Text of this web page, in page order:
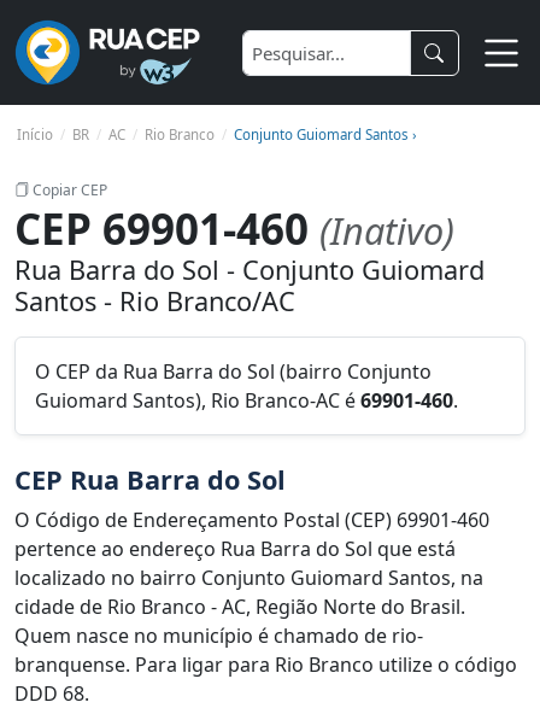
Início BR AC Rio Branco Conjunto Guiomard Santos ›
Copiar CEP
CEP 69901-460 (Inativo)
Rua Barra do Sol - Conjunto Guiomard
Santos - Rio Branco/AC
O CEP da Rua Barra do Sol (bairro Conjunto
Guiomard Santos), Rio Branco-AC é69901-460.
CEP Rua Barra do Sol
O Código de Endereçamento Postal (CEP) 69901-460
pertence ao endereço Rua Barra do Sol que está
localizado no bairro Conjunto Guiomard Santos, na
cidade de Rio Branco - AC, Região Norte do Brasil.
Quem nasce no município é chamado de rio-
branquense. Para ligar para Rio Branco utilize o código
DDD 68.